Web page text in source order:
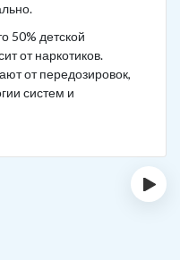
50% детской
от наркотиков.
от передозировок,
систем и
›